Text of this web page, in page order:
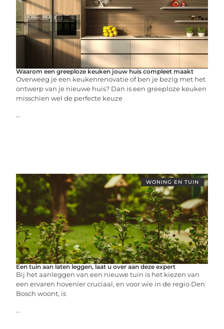
Waarom een greeploze keuken jouw huis compleet maakt
Overweeg je een keukenrenovatie of ben je bezig met het
ontwerp van je nieuwe huis? Dan is een greeploze keuken
misschien wel de perfecte keuze
...
WONING EN TUIN
Een tuin aan laten leggen, laat u over aan deze expert
Bij het aanleggen van een nieuwe tuin is het kiezen van
een ervaren hovenier cruciaal, en voor wie in de regio Den
Bosch woont, is
...